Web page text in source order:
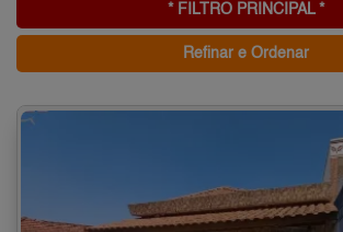
* FILTRO PRINCIPAL *
Refinar e Ordenar